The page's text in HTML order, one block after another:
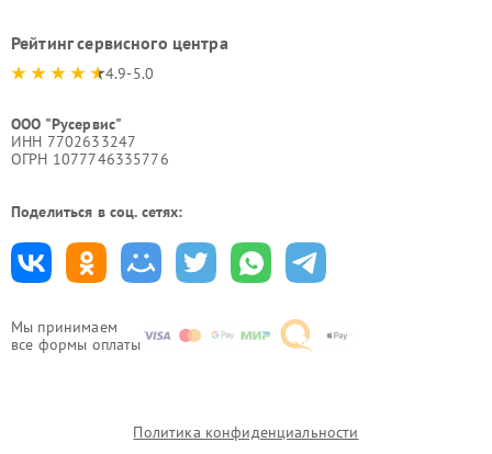
Мы принимаем
все формы оплаты
Рейтинг сервисного центра
4.9-5.0
ООО "Русервис"
ИНН 7702633247
ОГРН 1077746335776
Поделиться в соц. сетях:
Политика конфиденциальности